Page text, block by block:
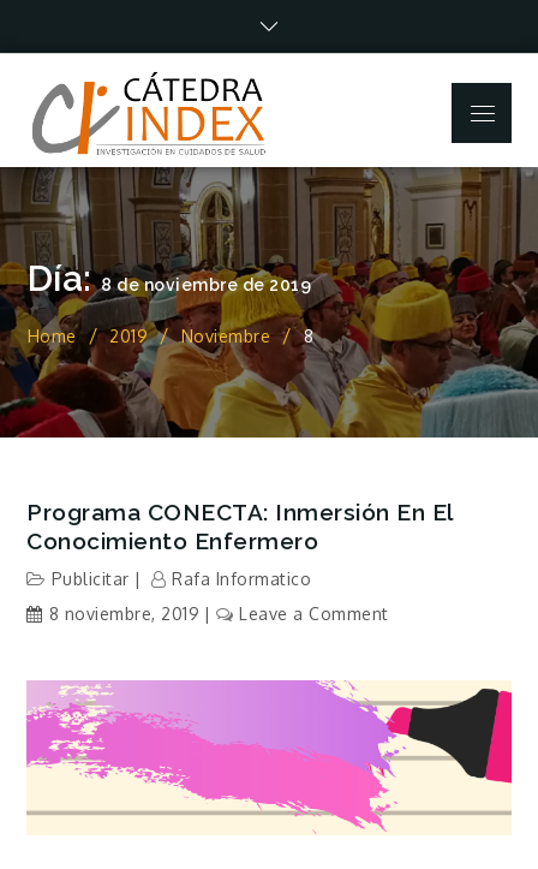
Menu
Día:8 de noviembre de 2019
Home 2019 Noviembre 8
Programa CONECTA: Inmersión En El
Conocimiento Enfermero
Publicitar
Rafa Informatico
8 noviembre, 2019
Leave a Commenton
Inmersión
en
el
conocimiento
enfermero